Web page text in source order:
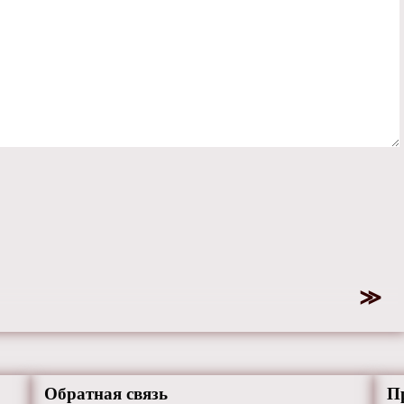
Обратная связь